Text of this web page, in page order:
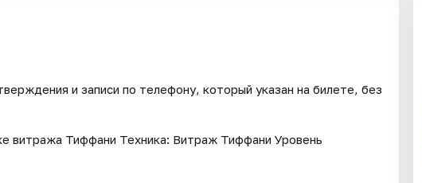
и записи по телефону, который указан на билете, без
витража Тиффани Техника: Витраж Тиффани Уровень